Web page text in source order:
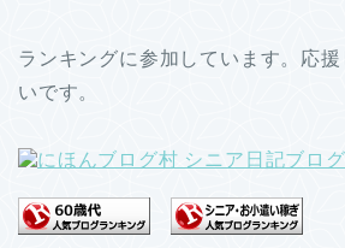
ランキングに参加しています。応
いです。